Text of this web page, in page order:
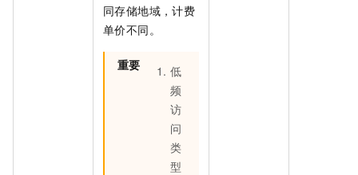
同存储地域，计费
单价不同。
重要
低
频
访
问
类
型